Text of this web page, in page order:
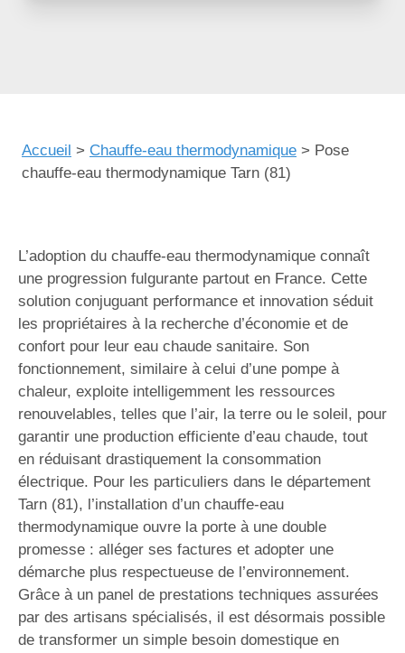
Accueil > Chauffe-eau thermodynamique > Pose
chauffe-eau thermodynamique Tarn (81)
L’adoption du chauffe-eau thermodynamique connaît
une progression fulgurante partout en France. Cette
solution conjuguant performance et innovation séduit
les propriétaires à la recherche d’économie et de
confort pour leur eau chaude sanitaire. Son
fonctionnement, similaire à celui d’une pompe à
chaleur, exploite intelligemment les ressources
renouvelables, telles que l’air, la terre ou le soleil, pour
garantir une production efficiente d’eau chaude, tout
en réduisant drastiquement la consommation
électrique. Pour les particuliers dans le département
Tarn (81), l’installation d’un chauffe-eau
thermodynamique ouvre la porte à une double
promesse : alléger ses factures et adopter une
démarche plus respectueuse de l’environnement.
Grâce à un panel de prestations techniques assurées
par des artisans spécialisés, il est désormais possible
de transformer un simple besoin domestique en